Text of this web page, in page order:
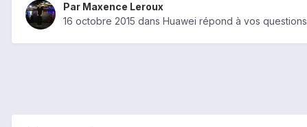
Par Maxence Leroux
16 octobre 2015 dans Huawei répond à vos questions